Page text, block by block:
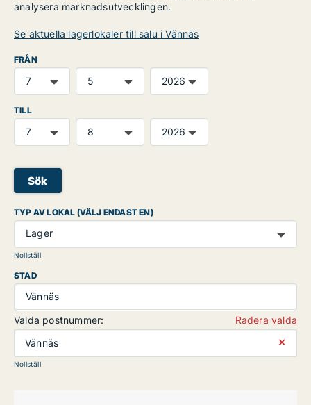
analysera marknadsutvecklingen.
Se aktuella lagerlokaler till salu i Vännäs
FRÅN
TILL
Sök
TYP AV LOKAL (VÄLJ ENDAST EN)
Lager
Nollställ
STAD
Vännäs
Valda postnummer:
Radera valda
Vännäs
⨯
Nollställ